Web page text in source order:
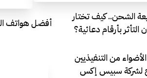
الشحن.. كيف تختار
بأرقام دعائية؟
أفضل هواتف
من التنفيذيين
لشركة سبيس إكس